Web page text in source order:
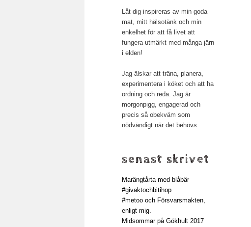
Låt dig inspireras av min goda
mat, mitt hälsotänk och min
enkelhet för att få livet att
fungera utmärkt med många järn
i elden!
Jag älskar att träna, planera,
experimentera i köket och att ha
ordning och reda. Jag är
morgonpigg, engagerad och
precis så obekväm som
nödvändigt när det behövs.
senast skrivet
Marängtårta med blåbär
#givaktochbitihop
#metoo och Försvarsmakten,
enligt mig.
Midsommar på Gökhult 2017